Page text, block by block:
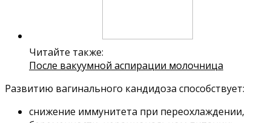
Читайте также:
После вакуумной аспирации молочница
Развитию вагинального кандидоза способствует:
снижение иммунитета при переохлаждении,